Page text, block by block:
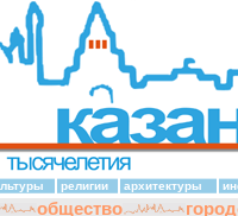
религии архитектуры
общество